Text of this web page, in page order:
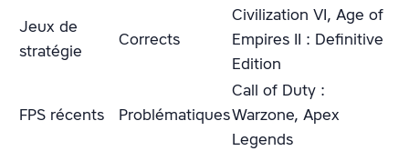
Jeux de
stratégie
Corrects
Civilization VI, Age of
Empires II : Definitive
Edition
FPS récents Problématiques
Call of Duty :
Warzone, Apex
Legends